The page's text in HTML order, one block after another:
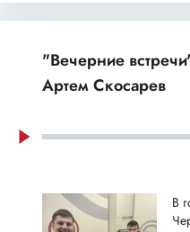
"Вечерние
Артем Скосарев
В